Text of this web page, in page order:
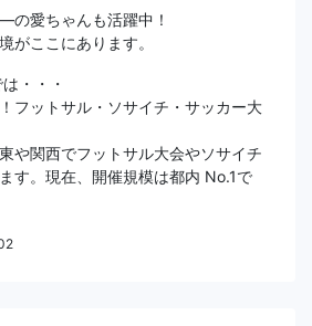
の愛ちゃんも活躍中！
がここにあります。
・・・
フットサル・ソサイチ・サッカー大
や関西でフットサル大会やソサイチ
す。現在、開催規模は都内 No.1で